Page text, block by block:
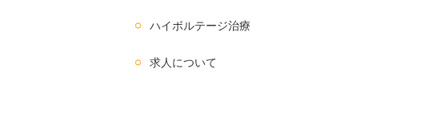
ハイボルテージ治療
求人について